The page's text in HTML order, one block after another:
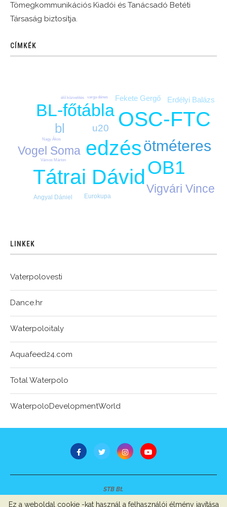
Tömegkommunikációs Kiadói és Tanácsadó Betéti
Társaság biztosítja.
CÍMKÉK
edzés
OSC-FTC
Tátrai DávidOB1
BL-főtábla
ötméteres
bl
Vigvári Vince
Vogel Soma
u20
Erdélyi Balázs
Fekete Gergő
Angyal Dániel Eurokupa
Nagy Ákos
varga dénes
Vámos Márton
élő közvetítés
LINKEK
Vaterpolovesti
Dance.hr
Waterpoloitaly
Aquafeed24.com
Total Waterpolo
WaterpoloDevelopmentWorld
STB Bt.
Ez a weboldal cookie -kat használ a felhasználói élmény javítása